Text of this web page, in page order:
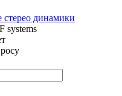
стерео динамики
systems